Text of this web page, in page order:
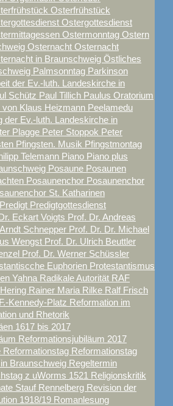
Osterfrühstück
Ostergottesdienst
Ostermonntag Ostern
Osternacht Osternacht
in Braunschweig Östliches
Palmsonntag Parkinson
der Ev.-luth. Landeskirche in
Schütz Paul Tillich Paulus Oratorium
Klaus Heizmann Peelamedu
der Ev.-luth. Landeskirche in
Plagge Peter Stoppok Peter
Pfingsten. Musik Pfingstmontag
Telemann Piano Piano plus
Posaune Posaunen
Posaunenchor Posaunenchor
St. Katharinen
Predigt Predigtgottesdienst
Eckart Voigts Prof. Dr. Andreas
Schnepper Prof. Dr. Dr. Michael
Wengst Prof. Dr. Ulrich Beuttler
Prof. Dr. Werner Schüssler
Euphorien Protestantismus
Yahna Radikale Autorität RAF
Rainer Maria Rilke Ralf Frisch
Kennedy-Platz Reformation im
und Rhetorik
1617 bis 2017
Reformationsjubiläum 2017
Reformationstag Reformationstag
Braunschweig Regeltermin
z uWorms 1521 Religionskritik
Stauf Rennelberg Revision der
1918/19 Romanlesung